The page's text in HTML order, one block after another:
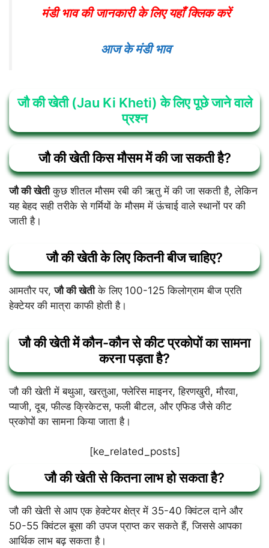
मंडी भाव की जानकारी के लिए यहाँ क्लिक करें
आज के मंडी भाव
जौ की खेती (Jau Ki Kheti) के लिए पूछे जाने वाले
प्रश्न
जौ की खेती किस मौसम में की जा सकती है?
जौ की खेतीकुछ शीतल मौसम रबी की ऋतु में की जा सकती है, लेकिन
यह बेहद सही तरीके से गर्मियों के मौसम में ऊंचाई वाले स्थानों पर की
जाती है।
जौ की खेती के लिए कितनी बीज चाहिए?
आमतौर पर,जौ की खेतीके लिए 100-125 किलोग्राम बीज प्रति
हेक्टेयर की मात्रा काफी होती है।
जौ की खेती में कौन-कौन से कीट प्रकोपों का सामना
करना पड़ता है?
जौ की खेती में बथुआ, खरतुआ, फ्लेरिस माइनर, हिरणखुरी, मौरवा,
प्याजी, दूब, फील्ड क्रिकेटस, फली बीटल, और एफिड जैसे कीट
प्रकोपों का सामना किया जाता है।
[ke_related_posts]
जौ की खेती से कितना लाभ हो सकता है?
जौ की खेती से आप एक हेक्टेयर क्षेत्र में 35-40 क्विंटल दाने और
50-55 क्विंटल बूसा की उपज प्राप्त कर सकते हैं, जिससे आपका
आर्थिक लाभ बढ़ सकता है।